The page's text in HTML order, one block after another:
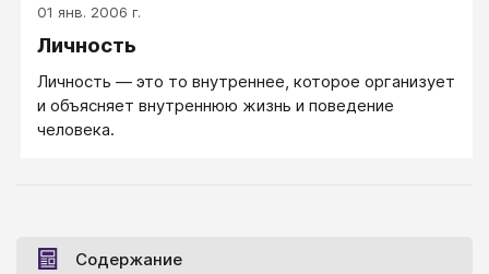
01 янв. 2006 г.
Личность
Личность — это то внутреннее, которое организует
и объясняет внутреннюю жизнь и поведение
человека.
Содержание